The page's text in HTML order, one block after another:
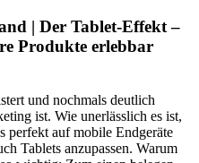
| Der Tablet-Effekt –
Produkte erlebbar
und nochmals deutlich
ist. Wie unerlässlich es ist,
perfekt auf mobile Endgeräte
Tablets anzupassen. Warum